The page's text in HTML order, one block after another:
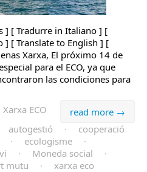
] [ Tradurre in Italiano ] [
] [ Translate to English ] [
Xarxa, El próximo 14 de
para el ECO, ya que
las condiciones para
read more →
Xarxa ECO
autogestió ·
cooperació
· ecologisme
·
· Moneda social
·
mutu · xarxa eco